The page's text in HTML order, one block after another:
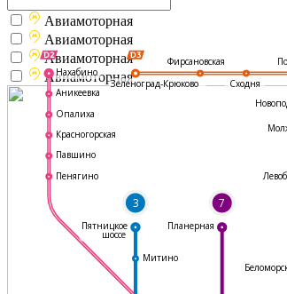
3 7
Фирсановская
Сходня
Митино
Нахабино
Аникеевка
Опалиха
Красногорская
Павшино
Пенягино
Пятницкое
шоссе
Планерная
Зеленоград-Крюково
Авиамоторная
Авиамоторная
Авиамоторная
Авиамоторная